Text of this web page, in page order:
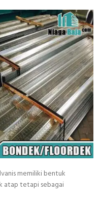
memiliki bentuk
atap tetapi sebagai